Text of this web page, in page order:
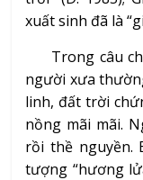
xuất sinh đã là
Trong câu
người xưa
linh, đất trời
nồng mãi mãi.
rồi thề nguyền.
tượng “hương